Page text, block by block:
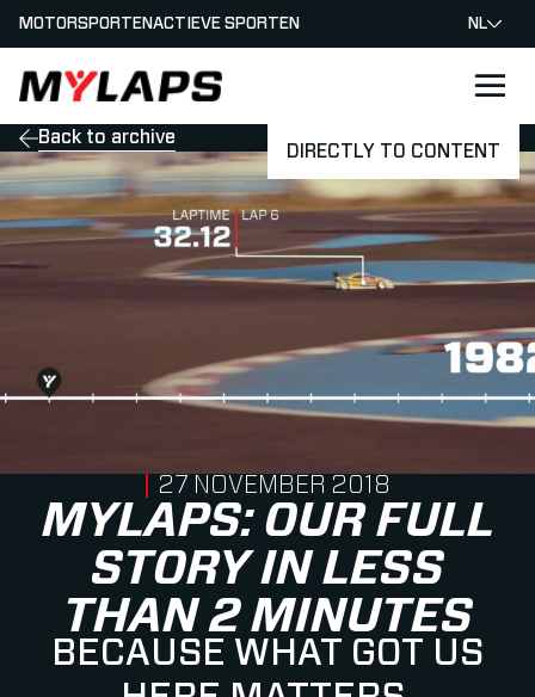
DIRECTLY TO CONTENT
LOGO MYLAPS - NEDERLAND
MOTORSPORTENACTIEVE SPORTEN NL
Back to archive
MYLAPS: OUR FULL
STORY IN LESS
THAN 2 MINUTES
BECAUSE WHAT GOT US
PUBLISHED ON
27 NOVEMBER 2018